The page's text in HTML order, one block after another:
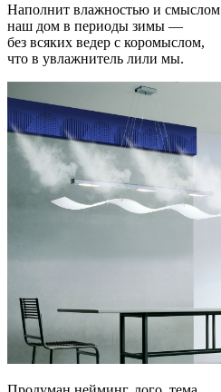
Наполнит влажностью и смыслом
наш дом в периоды зимы —
без всяких ведер с коромыслом,
что в увлажнитель лили мы.